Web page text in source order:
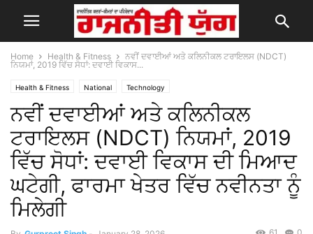
Home Health & Fitness
ਨਵੀਂ ਦਵਾਈਆਂ ਅਤੇ ਕਲਿਨੀਕਲ ਟਰਾਇਲਸ (NDCT)
ਨਿਯਮਾਂ, 2019 ਵਿੱਚ ਸੋਧਾਂ: ਦਵਾਈ ਵਿਕਾਸ...
Health & Fitness National Technology
ਨਵੀਂ ਦਵਾਈਆਂ ਅਤੇ ਕਲਿਨੀਕਲ
ਟਰਾਇਲਸ (NDCT) ਨਿਯਮਾਂ, 2019
ਵਿੱਚ ਸੋਧਾਂ: ਦਵਾਈ ਵਿਕਾਸ ਦੀ ਮਿਆਦ
ਘਟੇਗੀ, ਫਾਰਮਾ ਖੇਤਰ ਵਿੱਚ ਨਵੀਨਤਾ ਨੂੰ
ਮਿਲੇਗੀ